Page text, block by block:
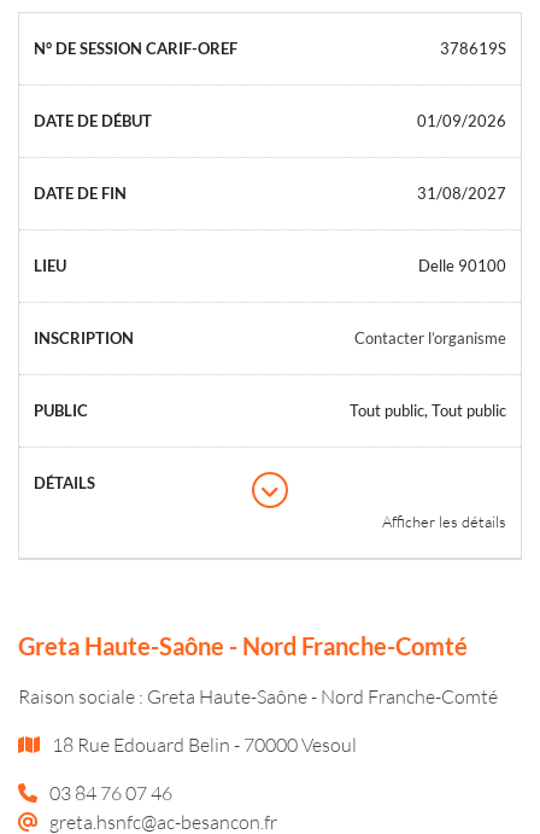
378619S
01/09/2026
31/08/2027
Delle 90100
Contacter l’organisme
Tout public, Tout public
Afficher les détails
Greta Haute-Saône - Nord Franche-Comté
Raison sociale : Greta Haute-Saône - Nord Franche-Comté
18 Rue Edouard Belin - 70000 Vesoul
03 84 76 07 46
greta.hsnfc@ac-besancon.fr